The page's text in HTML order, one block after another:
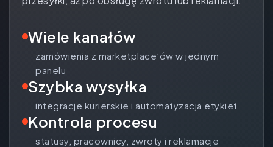
Wiele kanałów
zamówienia z marketplace’ów w jednym
panelu
Szybka wysyłka
integracje kurierskie i automatyzacja etykiet
Kontrola procesu
statusy, pracownicy, zwroty i reklamacje